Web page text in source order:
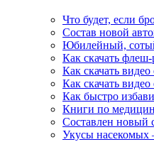
Что будет, если
Состав новой
Юбилейный,
Как скачать
Как скачать
Как скачать
Как быстро
Книги по
Составлен
Укусы насекомых